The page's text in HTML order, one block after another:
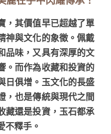
，其價值早已超越了單
神與文化的象徵。佩戴
品味，又具有深厚的文
。而作為收藏和投資的
日俱增。玉文化的長盛
，也是傳統與現代之間
藏還是投資，玉石都承
不釋手。